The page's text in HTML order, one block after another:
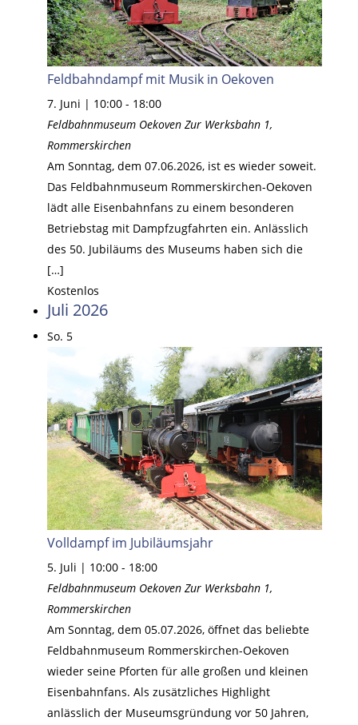
Feldbahndampf mit Musik in Oekoven
7. Juni | 10:00- 18:00
Feldbahnmuseum Oekoven Zur Werksbahn 1,
Rommerskirchen
Am Sonntag, dem 07.06.2026, ist es wieder soweit.
Das Feldbahnmuseum Rommerskirchen-Oekoven
lädt alle Eisenbahnfans zu einem besonderen
Betriebstag mit Dampfzugfahrten ein. Anlässlich
des 50. Jubiläums des Museums haben sich die
[…]
Kostenlos
Juli 2026
So. 5
Volldampf im Jubiläumsjahr
5. Juli | 10:00- 18:00
Feldbahnmuseum Oekoven Zur Werksbahn 1,
Rommerskirchen
Am Sonntag, dem 05.07.2026, öffnet das beliebte
Feldbahnmuseum Rommerskirchen-Oekoven
wieder seine Pforten für alle großen und kleinen
Eisenbahnfans. Als zusätzliches Highlight
anlässlich der Museumsgründung vor 50 Jahren,